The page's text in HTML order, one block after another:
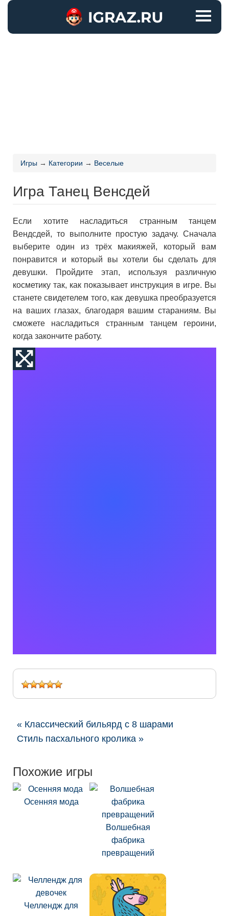
Игры → Категории → Веселые
Игра Танец Венсдей
Если хотите насладиться странным танцем
Вендсдей, то выполните простую задачу. Сначала
выберите один из трёх макияжей, который вам
понравится и который вы хотели бы сделать для
девушки. Пройдите этап, используя различную
косметику так, как показывает инструкция в игре. Вы
станете свидетелем того, как девушка преобразуется
на ваших глазах, благодаря вашим стараниям. Вы
сможете насладиться странным танцем героини,
когда закончите работу.
« Классический бильярд с 8 шарами
Стиль пасхального кролика »
Похожие игры
Осенняя мода
Волшебная
фабрика
превращений
Челлендж для